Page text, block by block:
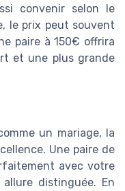
convenir selon le
le prix peut souvent
paire à 150€ offrira
et une plus grande
un mariage, la
Une paire de
avec votre
distinguée. En